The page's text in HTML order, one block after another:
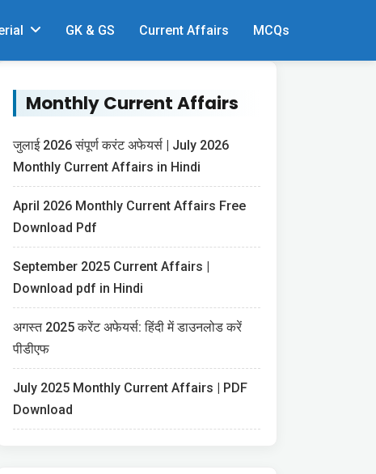
GK & GS Current Affairs MCQs
Monthly Current Affairs
जुलाई 2026 संपूर्ण करंट अफेयर्स | July 2026
Monthly Current Affairs in Hindi
April 2026 Monthly Current Affairs Free
Download Pdf
September 2025 Current Affairs |
Download pdf in Hindi
अगस्त 2025 करेंट अफेयर्स: हिंदी में डाउनलोड करें
पीडीएफ
July 2025 Monthly Current Affairs | PDF
Download